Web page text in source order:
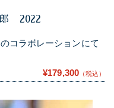
2022
コラボレーションにて
¥179,300 （税込）